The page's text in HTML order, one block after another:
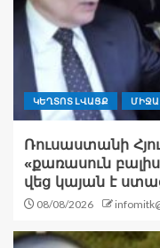
ԿԵՂՏՈՏ ԼՎԱՑՔ
Ռուսաստանի
«քառասուն
վեց կայան է
08/08/2026